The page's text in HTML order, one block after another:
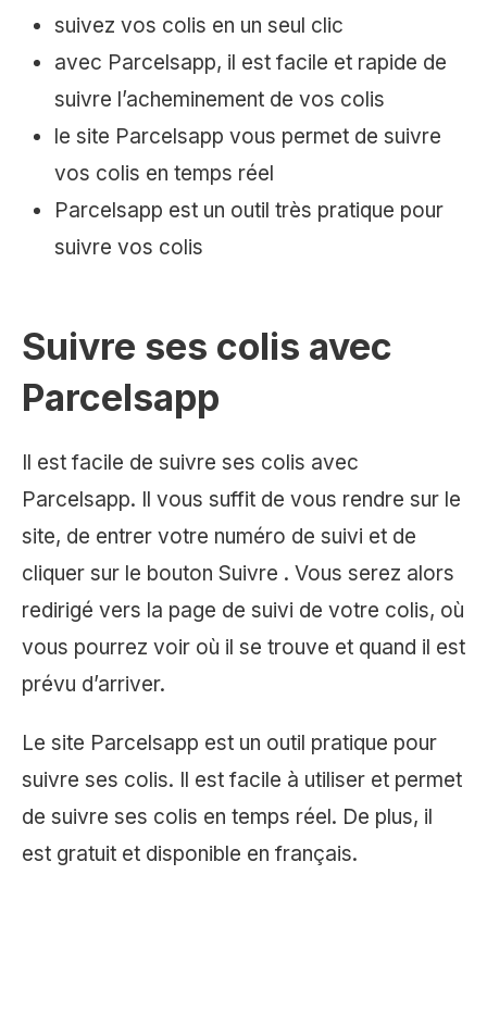
suivez vos colis en un seul clic
avec Parcelsapp, il est facile et rapide de
suivre l’acheminement de vos colis
le site Parcelsapp vous permet de suivre
vos colis en temps réel
Parcelsapp est un outil très pratique pour
suivre vos colis
Suivre ses colis avec
Parcelsapp
Il est facile de suivre ses colis avec
Parcelsapp. Il vous suffit de vous rendre sur le
site, de entrer votre numéro de suivi et de
cliquer sur le bouton Suivre . Vous serez alors
redirigé vers la page de suivi de votre colis, où
vous pourrez voir où il se trouve et quand il est
prévu d’arriver.
Le site Parcelsapp est un outil pratique pour
suivre ses colis. Il est facile à utiliser et permet
de suivre ses colis en temps réel. De plus, il
est gratuit et disponible en français.